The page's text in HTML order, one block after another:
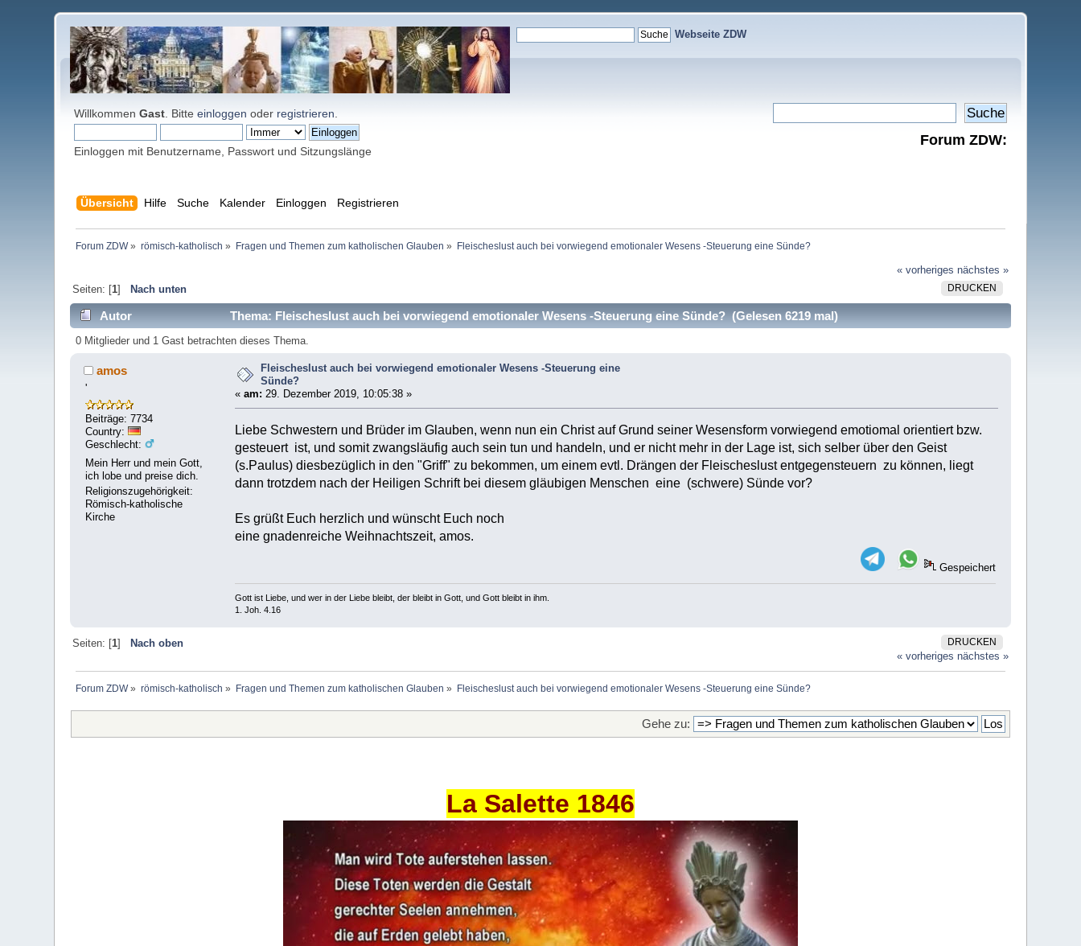
Webseite ZDW
WillkommenGast . Bitteeinloggen oder registrieren
Einloggen mit Benutzername, Passwort und Sitzungslänge
Forum ZDW:
Übersicht Hilfe Suche Kalender Einloggen Registrieren
Forum ZDW» römisch-katholisch » Fragen und Themen zum katholischen Glauben » Fleischeslust auch bei vorwiegend emotionaler Wesens -Steuerung eine Sünde?
« vorheriges nächstes »
DRUCKEN
Seiten: [1] Nach unten
Autor Thema: Fleischeslust auch bei vorwiegend emotionaler Wesens -Steuerung eine Sünde? (Gelesen 6219 mal)
0 Mitglieder und 1 Gast betrachten dieses Thema.
amos
'
Beiträge: 7734
Country:
Geschlecht:
Mein Herr und mein Gott,
ich lobe und preise dich.
Religionszugehörigkeit:
Römisch-katholische
Kirche
Fleischeslust auch bei vorwiegend emotionaler Wesens -Steuerung eine
Sünde?
« am: 29. Dezember 2019, 10:05:38 »
Liebe Schwestern und Brüder im Glauben, wenn nun ein Christ auf Grund seiner Wesensform vorwiegend emotiomal orientiert bzw.
gesteuert ist, und somit zwangsläufig auch sein tun und handeln, und er nicht mehr in der Lage ist, sich selber über den Geist
(s.Paulus) diesbezüglich in den "Griff" zu bekommen, um einem evtl. Drängen der Fleischeslust entgegensteuern zu können, liegt
dann trotzdem nach der Heiligen Schrift bei diesem gläubigen Menschen eine (schwere) Sünde vor?
Es grüßt Euch herzlich und wünscht Euch noch
eine gnadenreiche Weihnachtszeit, amos.
Gespeichert
Gott ist Liebe, und wer in der Liebe bleibt, der bleibt in Gott, und Gott bleibt in ihm.
1. Joh. 4.16
DRUCKEN
Seiten: [1] Nach oben
« vorheriges nächstes »
Forum ZDW» römisch-katholisch » Fragen und Themen zum katholischen Glauben » Fleischeslust auch bei vorwiegend emotionaler Wesens -Steuerung eine Sünde?
Gehe zu:
La Salette 1846